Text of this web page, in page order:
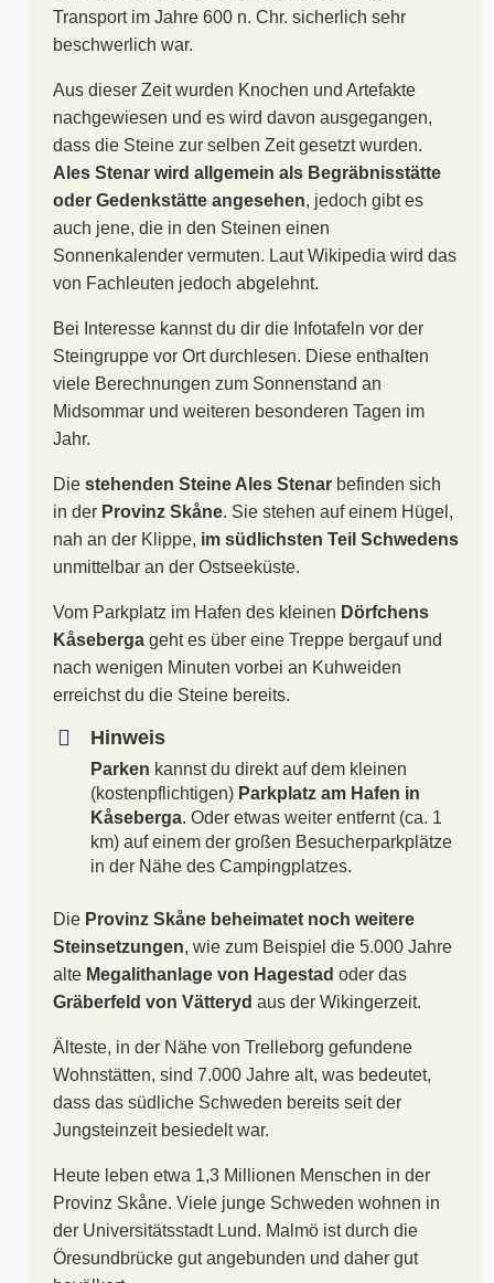
Transport im Jahre 600 n. Chr. sicherlich sehr
beschwerlich war.
Aus dieser Zeit wurden Knochen und Artefakte
nachgewiesen und es wird davon ausgegangen,
dass die Steine zur selben Zeit gesetzt wurden.
Ales Stenar wird allgemein als Begräbnisstätte
oder Gedenkstätte angesehen, jedoch gibt es
auch jene, die in den Steinen einen
Sonnenkalender vermuten. Laut Wikipedia wird das
von Fachleuten jedoch abgelehnt.
Bei Interesse kannst du dir die Infotafeln vor der
Steingruppe vor Ort durchlesen. Diese enthalten
viele Berechnungen zum Sonnenstand an
Midsommar und weiteren besonderen Tagen im
Jahr.
Die stehenden Steine Ales Stenar befinden sich
in der Provinz Skåne. Sie stehen auf einem Hügel,
nah an der Klippe, im südlichsten Teil Schwedens
unmittelbar an der Ostseeküste.
Vom Parkplatz im Hafen des kleinen Dörfchens
Kåseberga geht es über eine Treppe bergauf und
nach wenigen Minuten vorbei an Kuhweiden
erreichst du die Steine bereits.
Hinweis
Parken kannst du direkt auf dem kleinen
(kostenpflichtigen) Parkplatz am Hafen in
Kåseberga. Oder etwas weiter entfernt (ca. 1
km) auf einem der großen Besucherparkplätze
in der Nähe des Campingplatzes.
Die Provinz Skåne beheimatet noch weitere
Steinsetzungen, wie zum Beispiel die 5.000 Jahre
alte Megalithanlage von Hagestad oder das
Gräberfeld von Vätteryd aus der Wikingerzeit.
Älteste, in der Nähe von Trelleborg gefundene
Wohnstätten, sind 7.000 Jahre alt, was bedeutet,
dass das südliche Schweden bereits seit der
Jungsteinzeit besiedelt war.
Heute leben etwa 1,3 Millionen Menschen in der
Provinz Skåne. Viele junge Schweden wohnen in
der Universitätsstadt Lund. Malmö ist durch die
Öresundbrücke gut angebunden und daher gut